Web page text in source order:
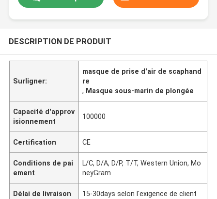
DESCRIPTION DE PRODUIT
Surligner:
masque de prise d'air de scaphand
re
, Masque sous-marin de plongée
Capacité d'approv
isionnement
100000
Certification CE
Conditions de pai
ement
L/C, D/A, D/P, T/T, Western Union, Mo
neyGram
Délai de livraison 15-30days selon l'exigence de client